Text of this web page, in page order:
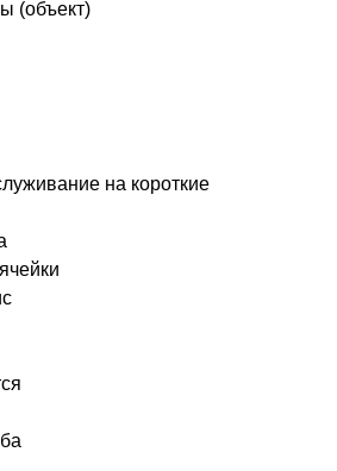
(объект)
на короткие